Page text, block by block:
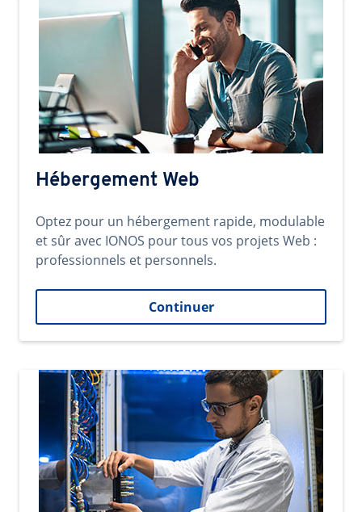
Hébergement Web
Optez pour un hébergement rapide, modulable
et sûr avec IONOS pour tous vos projets Web :
professionnels et personnels.
Continuer